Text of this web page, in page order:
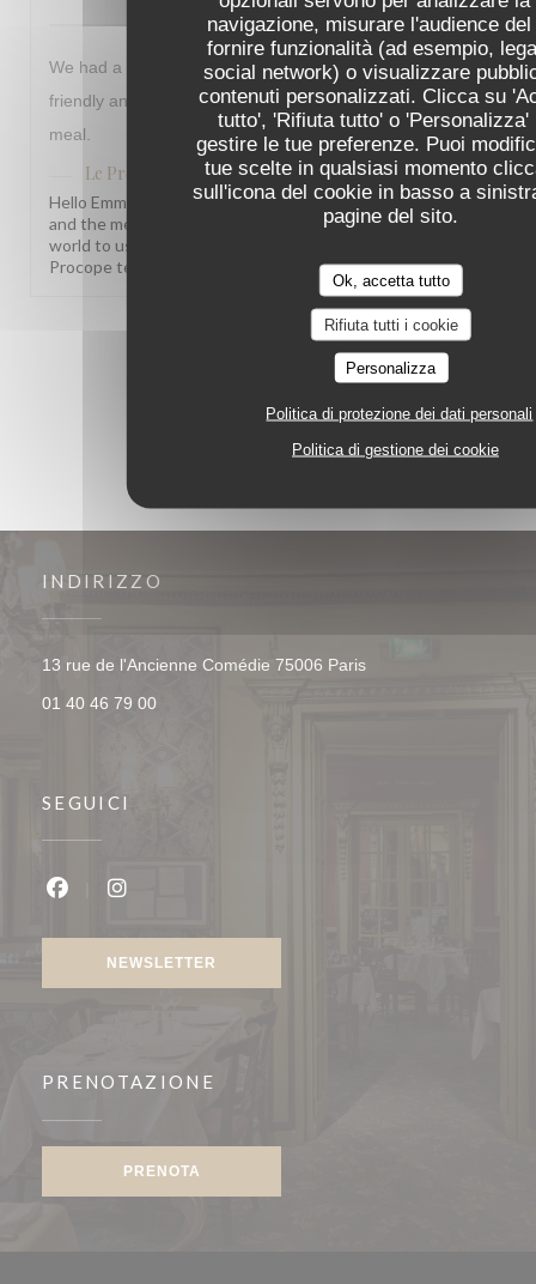
navigazione, misurare l'audience
fornire funzionalità (ad esempio,
social network) o visualizzare
contenuti personalizzati. Clicca su
tutto', 'Rifiuta tutto' o 'Personalizza'
gestire le tue preferenze. Puoi
tue scelte in qualsiasi momento
sull'icona del cookie in basso a
pagine del sito.
Ok, accetta tutto
Rifiuta tutti i cookie
Personalizza
Politica di protezione dei dati personali
Politica di gestione dei cookie
We had a lovely meal at Le Procope everyone was very
friendly and helpful. We liked the menu and enjoyed our
meal.
Le Procope ha risposto a questa recensione
Hello Emma, What a joy to read this! Knowing our team
and the menu left such a warm impression truly means the
world to us. We hope to welcome you back soon! The Le
Procope team
3
INDIRIZZO
13 rue de l'Ancienne Comédie 75006 Paris((apre una nuova
01 40 46 79 00
SEGUICI
NEWSLETTER
PRENOTAZIONE
PRENOTA